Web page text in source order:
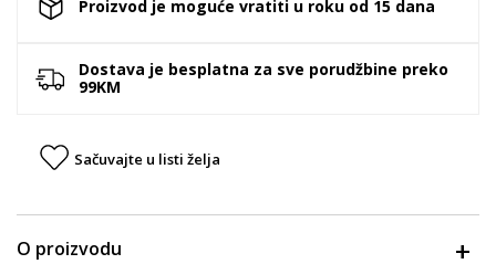
Proizvod je moguće vratiti u roku od 15 dana
Dostava je besplatna za sve porudžbine preko
99KM
Sačuvajte u listi želja
O proizvodu